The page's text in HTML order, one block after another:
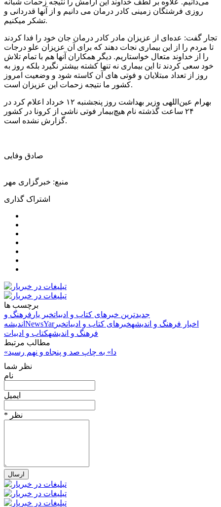
روزی فرشتگان زمینی کادر درمان می دانیم و از آنها قدردانی و
تشکر میکنیم.
تجار گفت: عده‌ای از عزیزان مادر کادر درمان جان خود را فدا کردند
تا مردم را از این بیماری نجات دهند که برای آن عزیزان علو درجات
را از خداوند متعال خواستاریم. دیگر همکاران آنها هم با تمام تلاش
خود سعی کردند تا این بیماری نه تنها کشته بیشتر نگیرد بلکه روز به
روز از تعداد مبتلایان و فوتی های آن کاسته شود و وضعیت امروز
کشور ما نتیجه زحمات این عزیزان است.
بهرام عین‌اللهی وزیر بهداشت روز پنجشنبه ۱۲ خرداد اعلام کرد در
۲۴ ساعت گذشته نام هیچ‌بیمار فوتی ناشی از کرونا در کشور
گزارش نشده است.
صادق وفایی
منبع: خبرگزاری مهر
اشتراک گذاری
برچسب ها
جدیدترین خبرهای کتاب و ادبیاتخبر یار فرهنگ و
اندیشه NewsYar اخبار فرهنگ و اندیشهخبرهای کتاب و ادبیاتخبر
فرهنگ و اندیشهکتاب و ادبیات
مطالب مرتبط
«دا» به چاپ صد و پنجاه‌ و نهم رسید
نظر شما
نام
ایمیل
* نظر